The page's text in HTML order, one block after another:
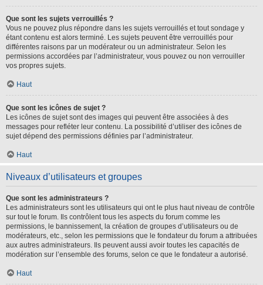
Que sont les sujets verrouillés ?
Vous ne pouvez plus répondre dans les sujets verrouillés et tout sondage y
étant contenu est alors terminé. Les sujets peuvent être verrouillés pour
différentes raisons par un modérateur ou un administrateur. Selon les
permissions accordées par l’administrateur, vous pouvez ou non verrouiller
vos propres sujets.
Haut
Que sont les icônes de sujet ?
Les icônes de sujet sont des images qui peuvent être associées à des
messages pour refléter leur contenu. La possibilité d’utiliser des icônes de
sujet dépend des permissions définies par l’administrateur.
Haut
Niveaux d’utilisateurs et groupes
Que sont les administrateurs ?
Les administrateurs sont les utilisateurs qui ont le plus haut niveau de contrôle
sur tout le forum. Ils contrôlent tous les aspects du forum comme les
permissions, le bannissement, la création de groupes d’utilisateurs ou de
modérateurs, etc., selon les permissions que le fondateur du forum a attribuées
aux autres administrateurs. Ils peuvent aussi avoir toutes les capacités de
modération sur l’ensemble des forums, selon ce que le fondateur a autorisé.
Haut